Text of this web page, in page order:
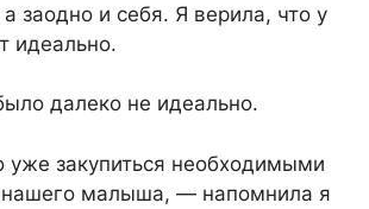
заодно и себя. Я верила, что у
идеально.
далеко не идеально.
закупиться необходимыми
малыша, — напомнила я